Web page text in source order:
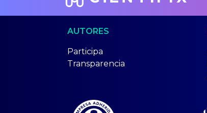
AUTORES
Participa
Transparencia